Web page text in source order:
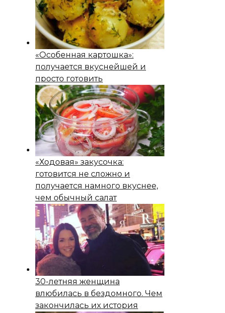
«Особенная картошка»:
получается вкуснейшей и
просто готовить
«Ходовая» закусочка:
готовится не сложно и
получается намного вкуснее,
чем обычный салат
30-летняя женщина
влюбилась в бездомного. Чем
закончилась их история